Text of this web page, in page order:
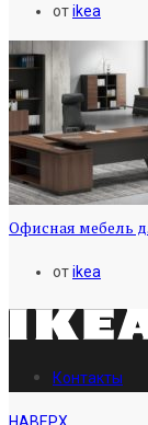
отikea
Офисная мебель
отikea
Контакты
НАВЕРХ